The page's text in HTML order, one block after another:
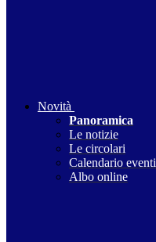
Novità
Panoramica
Le notizie
Le circolari
Calendario eventi
Albo online